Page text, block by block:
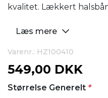
kvalitet. Lækkert
Læs mere
Varenr.: HZ100410
549,00 DKK
Størrelse Generelt *